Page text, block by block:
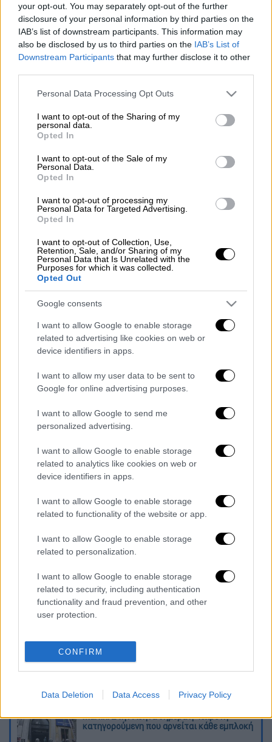
your opt-out. You may separately opt-out of the further
disclosure of your personal information by third parties on the
IAB’s list of downstream participants. This information may
also be disclosed by us to third parties on the IAB’s List of
Downstream Participants that may further disclose it to other
Please note that this website/app uses one or more Google
not limited to your visit or usage behaviour. You may click to
grant or deny consent to Google and its third-party tags to
use your data for below specified purposes in below Google
consent section.
Personal Data Processing Opt Outs
I want to opt-out of the Sharing of my
personal data.
Opted In
I want to opt-out of the Sale of my
Personal Data.
Opted In
I want to opt-out of processing my
Personal Data for Targeted Advertising.
Opted In
I want to opt-out of Collection, Use,
Retention, Sale, and/or Sharing of my
Personal Data that Is Unrelated with the
Purposes for which it was collected.
Opted Out
Google consents
I want to allow Google to enable storage
related to advertising like cookies on web or
device identifiers in apps.
I want to allow my user data to be sent to
Google for online advertising purposes.
I want to allow Google to send me
personalized advertising.
I want to allow Google to enable storage
related to analytics like cookies on web or
device identifiers in apps.
I want to allow Google to enable storage
related to functionality of the website or app.
I want to allow Google to enable storage
related to personalization.
I want to allow Google to enable storage
related to security, including authentication
functionality and fraud prevention, and other
user protection.
CONFIRM
Data Deletion Data Access Privacy Policy
Συνελήφθηστις10 Φεβρουαρίου 2025 στο
Αεροδρόμιο Ελευθέριος Βενιζέλος
ημεδαπός, σε βάρος του οποίου εκκρεμούσε
ένταλμα σύλληψης για την υπόθεση
Γεώργιου Λυγγερίδη.
Ο συλληφθέντας ήταν μέλος της
εγκληματικής οργάνωσης που
σε εγκληματικές πράξεις με αθλητικό
υπόβαθρο.
ΔΙΑΒΑΣΤΕ ΕΠΙΣΗΣ
Πώς περιγράφουν οι
πραγματογνώμονες τις φάσεις της
έκρηξης που σημειώθηκε μετά τη
σύγκρουση των δύο αμαξοστοιχιών
στα Τέμπη
Οι κατηγορίες σε βάρος του
Σε βάρος του ασκήθηκαν κατηγορίες για
αντίσταση, εγκληματική οργάνωση,
διατάραξη οικιακής ειρήνης, εμπρησμ
έκρηξη, κατοχή και κατασκευή εκρηκτικών
υλών, ανθρωποκτονία με πρόθεση
, απλή και
επικίνδυνη σωματική βλάβη, εγκλήματα κατά
της σωματικής ακεραιότητας υπαλλήλου,
κλοπή, υφαίρεση καθώς και για παράβαση
Ο συλληφθείς οδηγήθηκε αρμοδίως και στη
Διαβάστε ακόμη
Κυνήγι χρόνου στα λεωφορεία: Οι οδηγοί
κινδύνους
Marfin: Στην Αθήνα σήμερα η 46χρονη
κατηγορούμενη που αρνείται κάθε εμπλοκή